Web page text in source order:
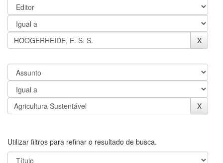
Utilizar filtros para refinar o resultado de busca.